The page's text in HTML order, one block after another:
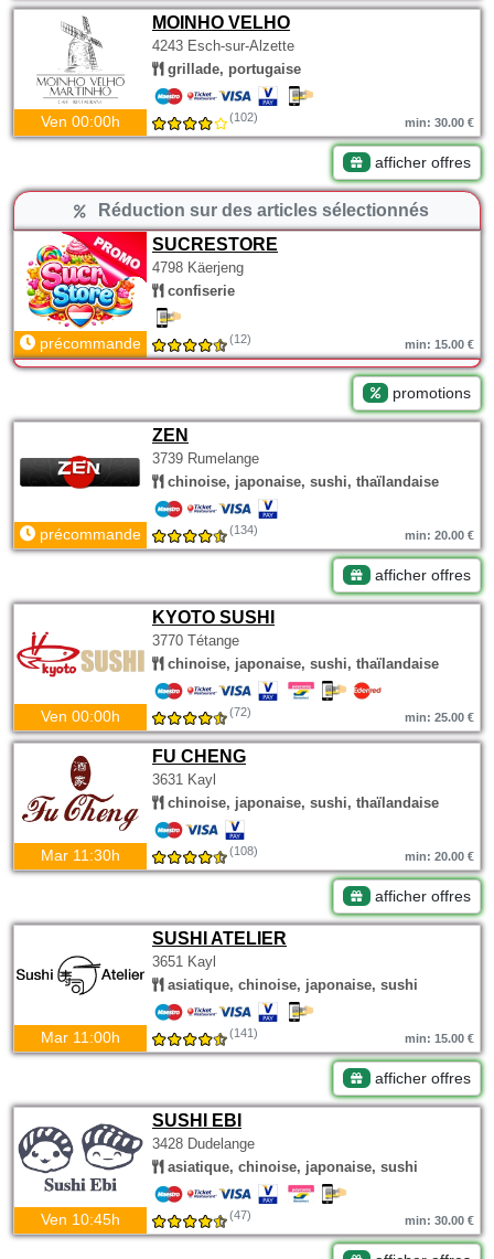
MOINHO VELHO
4243 Esch-sur-Alzette
grillade, portugaise
Ven 00:00h (102) min: 30.00 €
afficher offres
Réduction sur des articles sélectionnés
SUCRESTORE
4798 Käerjeng
confiserie
précommande (12) min: 15.00 €
promotions
ZEN
3739 Rumelange
chinoise, japonaise, sushi, thaïlandaise
précommande (134) min: 20.00 €
afficher offres
KYOTO SUSHI
3770 Tétange
chinoise, japonaise, sushi, thaïlandaise
Ven 00:00h (72) min: 25.00 €
FU CHENG
3631 Kayl
chinoise, japonaise, sushi, thaïlandaise
Mar 11:30h (108) min: 20.00 €
afficher offres
SUSHI ATELIER
3651 Kayl
asiatique, chinoise, japonaise, sushi
Mar 11:00h (141) min: 15.00 €
afficher offres
SUSHI EBI
3428 Dudelange
asiatique, chinoise, japonaise, sushi
Ven 10:45h (47) min: 30.00 €